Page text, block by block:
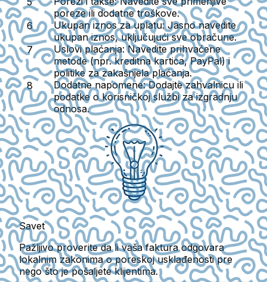
poreze ili dodatne troškove.
Ukupan iznos za uplatu: Jasno navedite
ukupan iznos, uključujući sve obračune.
Uslovi plaćanja: Navedite prihvaćene
metode (npr. kreditna kartica, PayPal) i
politike za zakašnjela plaćanja.
Dodatne napomene: Dodajte zahvalnicu ili
podatke o korisničkoj službi za izgradnju
odnosa.
Savet
Pažljivo proverite da li vaša faktura odgovara
lokalnim zakonima o poreskoj usklađenosti pre
nego što je pošaljete klijentima.